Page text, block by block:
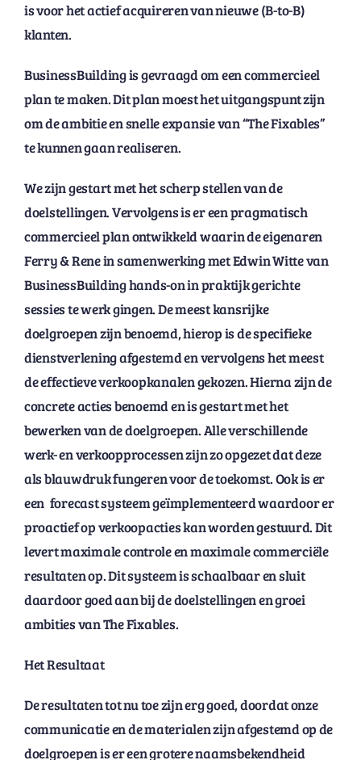
is voor het actief acquireren van nieuwe (B-to-B)
klanten.
BusinessBuilding is gevraagd om een commercieel
plan te maken. Dit plan moest het uitgangspunt zijn
om de ambitie en snelle expansie van “The Fixables”
te kunnen gaan realiseren.
We zijn gestart met het scherp stellen van de
doelstellingen. Vervolgens is er een pragmatisch
commercieel plan ontwikkeld waarin de eigenaren
Ferry & Rene in samenwerking met Edwin Witte van
BusinessBuilding hands-on in praktijk gerichte
sessies te werk gingen. De meest kansrijke
doelgroepen zijn benoemd, hierop is de specifieke
dienstverlening afgestemd en vervolgens het meest
de effectieve verkoopkanalen gekozen. Hierna zijn de
concrete acties benoemd en is gestart met het
bewerken van de doelgroepen. Alle verschillende
werk- en verkoopprocessen zijn zo opgezet dat deze
als blauwdruk fungeren voor de toekomst. Ook is er
een forecast systeem geïmplementeerd waardoor er
proactief op verkoopacties kan worden gestuurd. Dit
levert maximale controle en maximale commerciële
resultaten op. Dit systeem is schaalbaar en sluit
daardoor goed aan bij de doelstellingen en groei
ambities van The Fixables.
Het Resultaat
De resultaten tot nu toe zijn erg goed, doordat onze
communicatie en de materialen zijn afgestemd op de
doelgroepen is er een grotere naamsbekendheid